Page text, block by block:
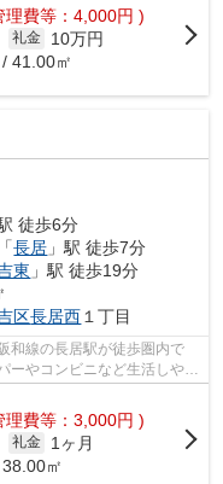
理費等：4,000円 )
礼金
10万円
41.00㎡
徒歩6分
「長居 」駅 徒歩7分
東 」駅 徒歩19分
区長居西 １丁目
和線の長居駅が徒歩圏内で
理費等：3,000円 )
礼金
1ヶ月
㎡